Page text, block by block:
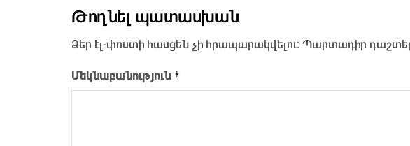
Թողնել պատասխան
Ձեր էլ-փոստի հասցեն չի հրապարակվելու։ Պարտադիր
Մեկնաբանություն *